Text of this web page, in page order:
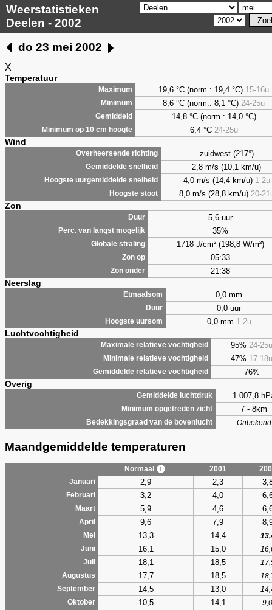
Weerstatistieken
Deelen - 2002
do 23 mei 2002
X
Temperatuur
Maximum 19,6 °C (norm.: 19,4 °C) 15-16u
Minimum 8,6 °C (norm.: 8,1 °C) 24-25u
Gemiddeld 14,8 °C (norm.: 14,0 °C)
Minimum op 10 cm hoogte 6,4°C 24-25u
Wind
Overheersende richting zuidwest (217°)
Gemiddelde snelheid 2,8 m/s (10,1 km/u)
Hoogste uurgemiddelde snelheid 4,0 m/s (14,4 km/u) 1-2u
Hoogste stoot 8,0 m/s (28,8 km/u) 20-
Zon
Duur 5,6 uur
Perc. van langst mogelijk 35%
Globale straling 1718 J/cm² (198,8 W/m²)
Zon op 05:33
Zon onder 21:38
Neerslag
Etmaalsom 0,0 mm
Duur 0,0 uur
Hoogste uursom 0,0 mm 1-2u
Luchtvochtigheid
Maximale relatieve vochtigheid 95% 24-25u
Minimale relatieve vochtigheid 47% 17-18u
Gemiddelde relatieve vochtigheid 76%
Overig
Gemiddelde luchtdruk 1.007,8
Minimum opgetreden zicht 7 - 8km
Bedekkingsgraad van de bovenlucht Onbekend
Maandgemiddelde temperaturen
Normaal 2001
Januari
2,9 2,3
Februari 3,2 4,0
Maart 5,9 4,6
April 9,6 7,9
Mei 13,3 14,4
Juni
16,1 15,0
Juli
18,1 18,5
Augustus
17,7 18,5
September
14,5 13,0
Oktober
10,5 14,1
9,0